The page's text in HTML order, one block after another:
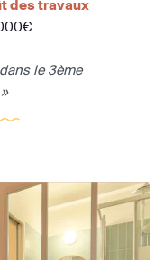
des travaux
le 3ème